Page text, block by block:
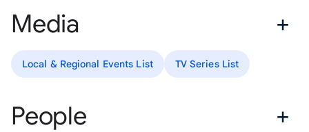
Media
Local & Regional Events List TV Series List
People